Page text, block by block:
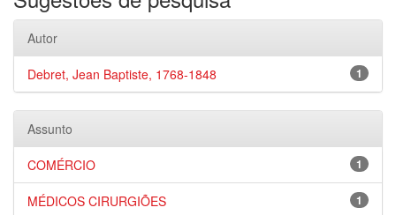
Autor
1
Debret, Jean Baptiste, 1768-1848
Assunto
1
COMÉRCIO
1
MÉDICOS CIRURGIÕES